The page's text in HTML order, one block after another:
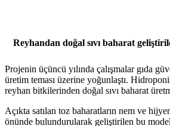
Reyhandan doğal sıvı baharat
Projenin üçüncü yılında çalışmalar gıda
üretim teması üzerine yoğunlaştı.
reyhan bitkilerinden doğal sıvı baharat
Açıkta satılan toz baharatların nem ve
önünde bulundurularak geliştirilen bu